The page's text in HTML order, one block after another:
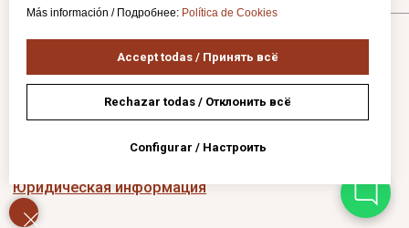
Más información / Подробнее: Política de Cookies
Accept todas / Принять всё
Rechazar todas / Отклонить всё
Configurar / Настроить